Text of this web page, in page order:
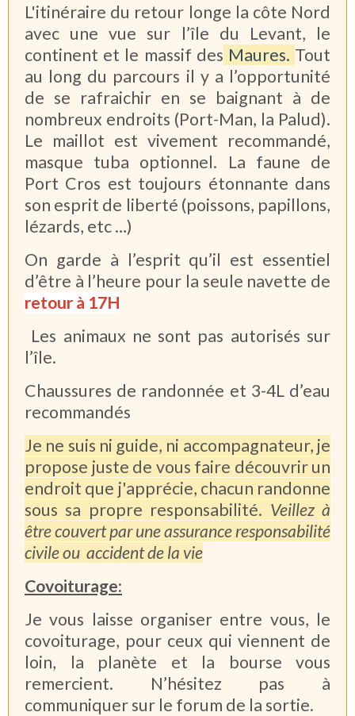
L'itinéraire du retour longe la côte Nord
avec une vue sur l’île du Levant, le
continent et le massif des Maures. Tout
au long du parcours il y a l’opportunité
de se rafraichir en se baignant à de
nombreux endroits (Port-Man, la Palud).
Le maillot est vivement recommandé,
masque tuba optionnel. La faune de
Port Cros est toujours étonnante dans
son esprit de liberté (poissons, papillons,
lézards, etc …)
On garde à l’esprit qu’il est essentiel
d’être à l’heure pour la seule navette de
retour à 17H
Les animaux ne sont pas autorisés sur
l’île.
Chaussures de randonnée et 3-4L d’eau
recommandés
Je ne suis ni guide, ni accompagnateur, je
propose juste de vous faire découvrir un
endroit que j'apprécie, chacun randonne
sous sa propre responsabilité. Veillez à
être couvert par une assurance responsabilité
civile ou accident de la vie
Covoiturage:
Je vous laisse organiser entre vous, le
covoiturage, pour ceux qui viennent de
loin, la planète et la bourse vous
remercient. N’hésitez pas à
communiquer sur le forum de la sortie.